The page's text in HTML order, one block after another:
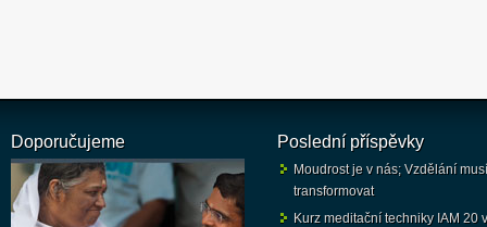
Doporučujeme Poslední příspěvky
Moudrost je v nás; Vzdělání musí
transformovat
Kurz meditační techniky IAM 20